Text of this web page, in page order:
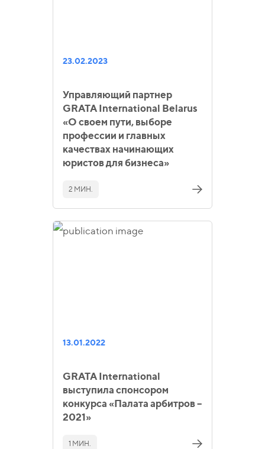
23.02.2023
Управляющий партнер
GRATA International Belarus
«О своем пути, выборе
профессии и главных
качествах начинающих
юристов для бизнеса»
2 МИН.
13.01.2022
GRATA International
выступила спонсором
конкурса «Палата арбитров –
2021»
1 МИН.